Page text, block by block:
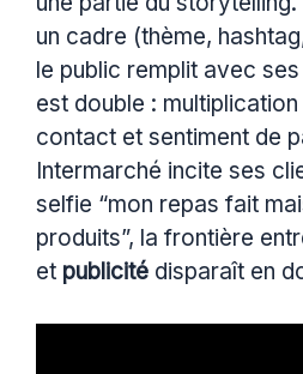
un cadre (thème,
le public remplit avec
est double :
contact et sentiment de
Intermarché incite ses
selfie “mon repas fait
produits”, la frontière
et publicité disparaît en